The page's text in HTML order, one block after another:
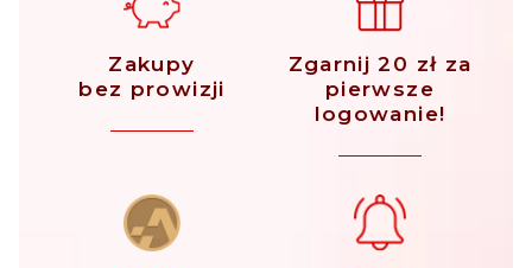
Zakupy
bez prowizji
Zgarnij 20 zł za
pierwsze
logowanie!